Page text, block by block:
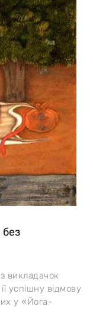
без
викладачок
успішну відмову
у «Йога-